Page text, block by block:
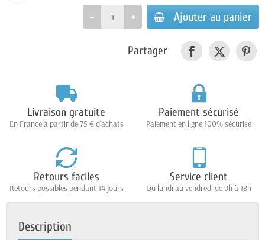
Ajouter au panier
Partager
Livraison gratuite
En France à partir de 75 € d'achats
Paiement sécurisé
Paiement en ligne 100% sécurisé
Retours faciles
Retours possibles pendant 14 jours
Service client
Du lundi au vendredi de 9h à 18h
Description